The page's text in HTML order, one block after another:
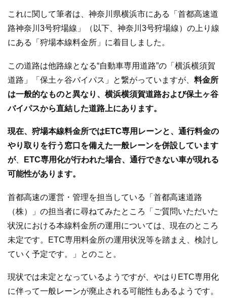
これに関して筆者は、神奈川県横浜市にある「首都高速道
路神奈川3号狩場線」（以下、神奈川3号狩場線）の上り線
にある「狩場本線料金所」に着目しました。
この道路は他路線となる“自動車専用道路”の「横浜横須賀
道路」「保土ヶ谷バイパス」と繋がっていますが、 料金所
は一般的なものと異なり、横浜横須賀道路および保土ヶ谷
バイパスから直結した道路上にあります。
現在、狩場本線料金所ではETC専用レーンと、通行料金の
やり取りを行う窓口を備えた一般レーンを併設しています
が、
ETC専用化が行われた場合、通行できない車が現れる
可能性があります。
首都高速の運営・管理を担当している「首都高速道路
（株）」の担当者に尋ねてみたところ「ご質問いただいた
状況における本線料金所の運用については、現在のところ
未定です。ETC専用料金所の運用状況等を踏まえ、検討し
ていく予定です。」とのこと。
現状では未定となっているようですが、やはりETC専用化
に伴って一般レーンが廃止される可能性もあるようです。